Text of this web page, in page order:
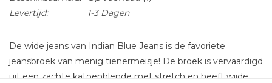
Levertijd:
1-3 Dagen
De wide jeans van Indian Blue Jeans is de favoriete
jeansbroek van menig tienermeisje! De broek is vervaardigd
uit een zachte katoenblende met stretch en heeft wijde